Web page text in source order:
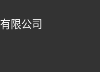
限公司